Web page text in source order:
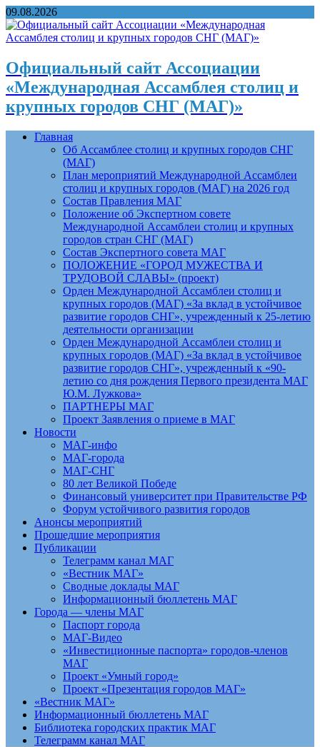
09.08.2026
Официальный сайт Ассоциации
«Международная Ассамблея столиц и
крупных городов СНГ (МАГ)»
Главная
Об Ассамблее столиц и крупных городов СНГ
(МАГ)
План мероприятий Международной Ассамблеи
столиц и крупных городов (МАГ) на 2026 год
Состав Правления МАГ
Положение об Экспертном совете
Международной Ассамблеи столиц и крупных
городов стран СНГ (МАГ)
Состав Экспертного совета МАГ
ПОЛОЖЕНИЕ «ГОРОД МУЖЕСТВА И
ТРУДОВОЙ СЛАВЫ» (проект)
Орден Международной Ассамблеи столиц и
крупных городов (МАГ) «За вклад в устойчивое
развитие городов СНГ», учрежденный к 25-летию
деятельности организации
Орден Международной Ассамблеи столиц и
крупных городов (МАГ) «За вклад в устойчивое
развитие городов СНГ», учрежденный к «90-
летию со дня рождения Первого президента МАГ
Ю.М. Лужкова»
ПАРТНЕРЫ МАГ
Проект Заявления о приеме в МАГ
Новости
МАГ-инфо
МАГ-города
МАГ-СНГ
80 лет Великой Победе
Финансовый университет при Правительстве РФ
Форум устойчивого развития городов
Анонсы мероприятий
Прошедшие мероприятия
Публикации
Телеграмм канал МАГ
«Вестник МАГ»
Сводные доклады МАГ
Информационный бюллетень МАГ
Города — члены МАГ
Паспорт города
МАГ-Видео
«Инвестиционные паспорта» городов-членов
МАГ
Проект «Умный город»
Проект «Презентация городов МАГ»
«Вестник МАГ»
Информационный бюллетень МАГ
Библиотека городских практик МАГ
Телеграмм канал МАГ